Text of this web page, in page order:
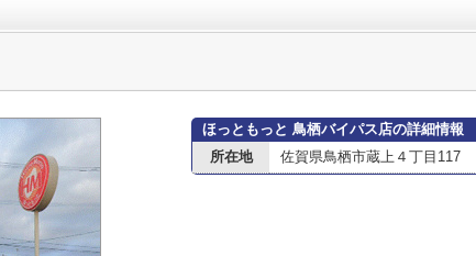
ほっともっと 鳥栖バイパス店の詳細情報
所在地
佐賀県鳥栖市蔵上４丁目117